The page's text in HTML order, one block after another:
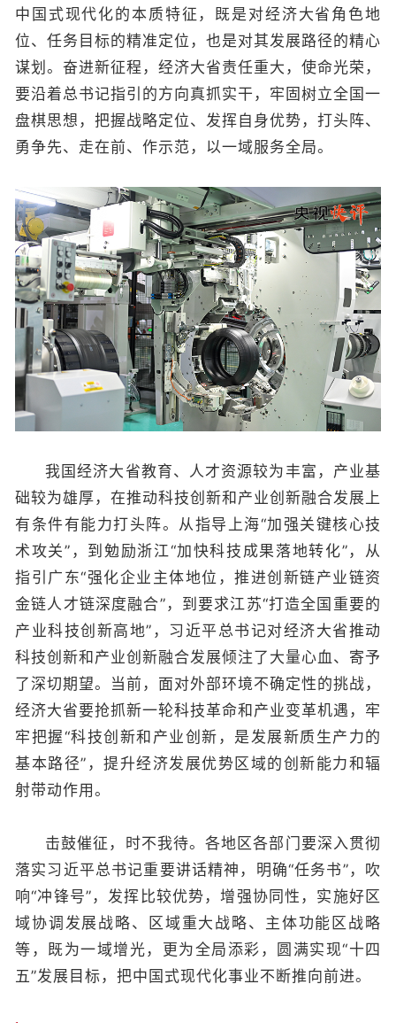
中国式现代化的本质特征，既是对经济大省角色地
位、任务目标的精准定位，也是对其发展路径的精心
谋划。奋进新征程，经济大省责任重大，使命光荣，
要沿着总书记指引的方向真抓实干，牢固树立全国一
盘棋思想，把握战略定位、发挥自身优势，打头阵、
勇争先、走在前、作示范，以一域服务全局。
我国经济大省教育、人才资源较为丰富，产业基
础较为雄厚，在推动科技创新和产业创新融合发展上
有条件有能力打头阵。从指导上海“加强关键核心技
术攻关”，到勉励浙江“加快科技成果落地转化”，从
指引广东“强化企业主体地位，推进创新链产业链资
金链人才链深度融合”，到要求江苏“打造全国重要的
产业科技创新高地”，习近平总书记对经济大省推动
科技创新和产业创新融合发展倾注了大量心血、寄予
了深切期望。当前，面对外部环境不确定性的挑战，
经济大省要抢抓新一轮科技革命和产业变革机遇，牢
牢把握“科技创新和产业创新，是发展新质生产力的
基本路径”，提升经济发展优势区域的创新能力和辐
射带动作用。
击鼓催征，时不我待。各地区各部门要深入贯彻
落实习近平总书记重要讲话精神，明确“任务书”，吹
响“冲锋号”，发挥比较优势，增强协同性，实施好区
域协调发展战略、区域重大战略、主体功能区战略
等，既为一域增光，更为全局添彩，圆满实现“十四
五”发展目标，把中国式现代化事业不断推向前进。